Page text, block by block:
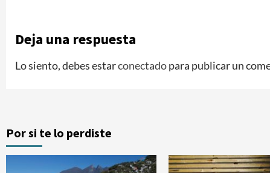
Deja una respuesta
Lo siento, debes estarconectadopara publicar un
Por si te lo perdiste